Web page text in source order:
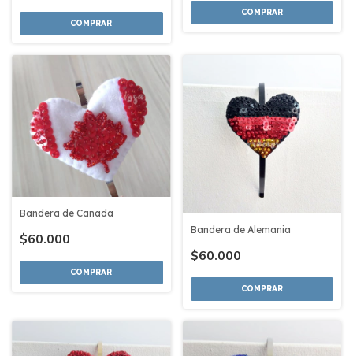
COMPRAR
COMPRAR
Bandera de Canada
$60.000
COMPRAR
Bandera de Alemania
$60.000
COMPRAR